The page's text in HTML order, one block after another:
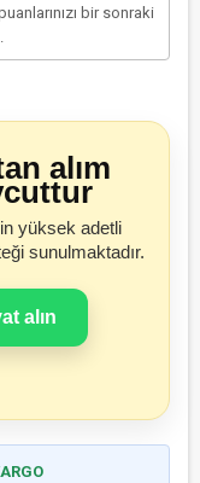
bir sonraki
.
alım
yüksek adetli
sunulmaktadır.
alın